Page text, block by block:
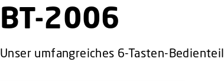
BT-2006
Unser umfangreiches 6-Tasten-Bedienteil